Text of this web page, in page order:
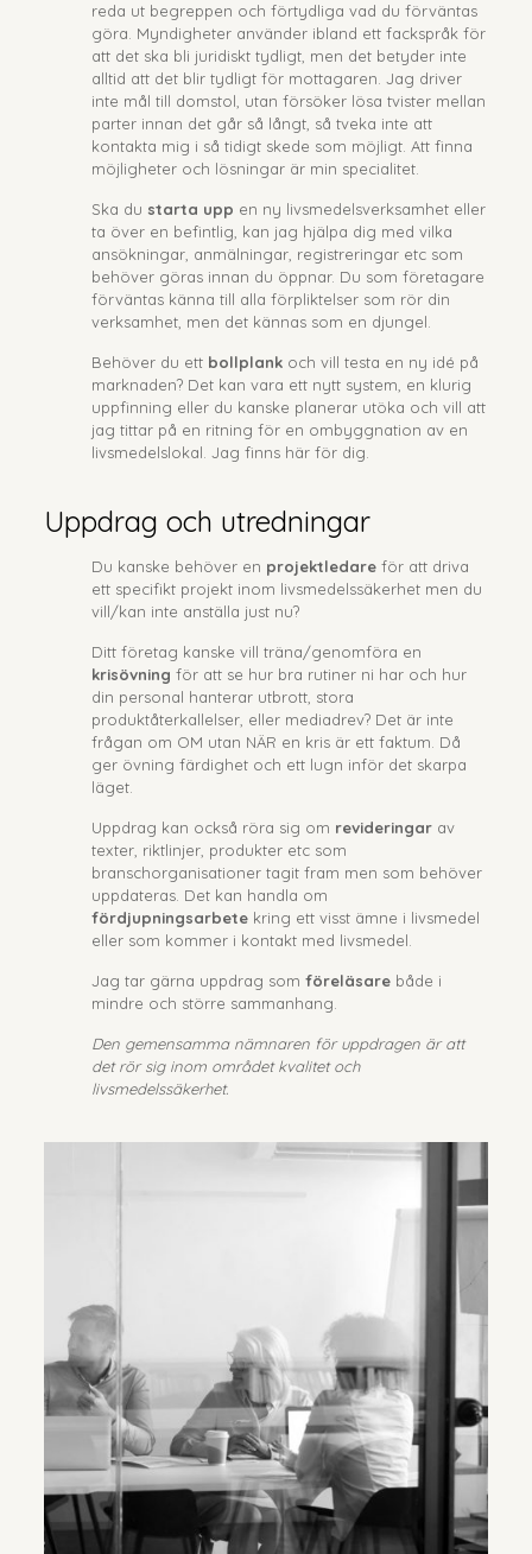
reda ut begreppen och förtydliga vad du förväntas
göra. Myndigheter använder ibland ett fackspråk för
att det ska bli juridiskt tydligt, men det betyder inte
alltid att det blir tydligt för mottagaren. Jag driver
inte mål till domstol, utan försöker lösa tvister mellan
parter innan det går så långt, så tveka inte att
kontakta mig i så tidigt skede som möjligt. Att finna
möjligheter och lösningar är min specialitet.
Ska du starta upp en ny livsmedelsverksamhet eller
ta över en befintlig, kan jag hjälpa dig med vilka
ansökningar, anmälningar, registreringar etc som
behöver göras innan du öppnar. Du som företagare
förväntas känna till alla förpliktelser som rör din
verksamhet, men det kännas som en djungel.
Behöver du ett bollplankoch vill testa en ny idé på
marknaden? Det kan vara ett nytt system, en klurig
uppfinning eller du kanske planerar utöka och vill att
jag tittar på en ritning för en ombyggnation av en
livsmedelslokal. Jag finns här för dig.
Uppdrag och utredningar
Du kanske behöver en projektledareför att driva
ett specifikt projekt inom livsmedelssäkerhet men du
vill/kan inte anställa just nu?
Ditt företag kanske vill träna/genomföra en
krisövning för att se hur bra rutiner ni har och hur
din personal hanterar utbrott, stora
produktåterkallelser, eller mediadrev? Det är inte
frågan om OM utan NÄR en kris är ett faktum. Då
ger övning färdighet och ett lugn inför det skarpa
läget.
Uppdrag kan också röra sig om revideringarav
texter, riktlinjer, produkter etc som
branschorganisationer tagit fram men som behöver
uppdateras. Det kan handla om
fördjupningsarbetekring ett visst ämne i livsmedel
eller som kommer i kontakt med livsmedel.
Jag tar gärna uppdrag som föreläsarebåde i
mindre och större sammanhang.
Den gemensamma nämnaren för uppdragen är att
det rör sig inom området kvalitet och
livsmedelssäkerhet.